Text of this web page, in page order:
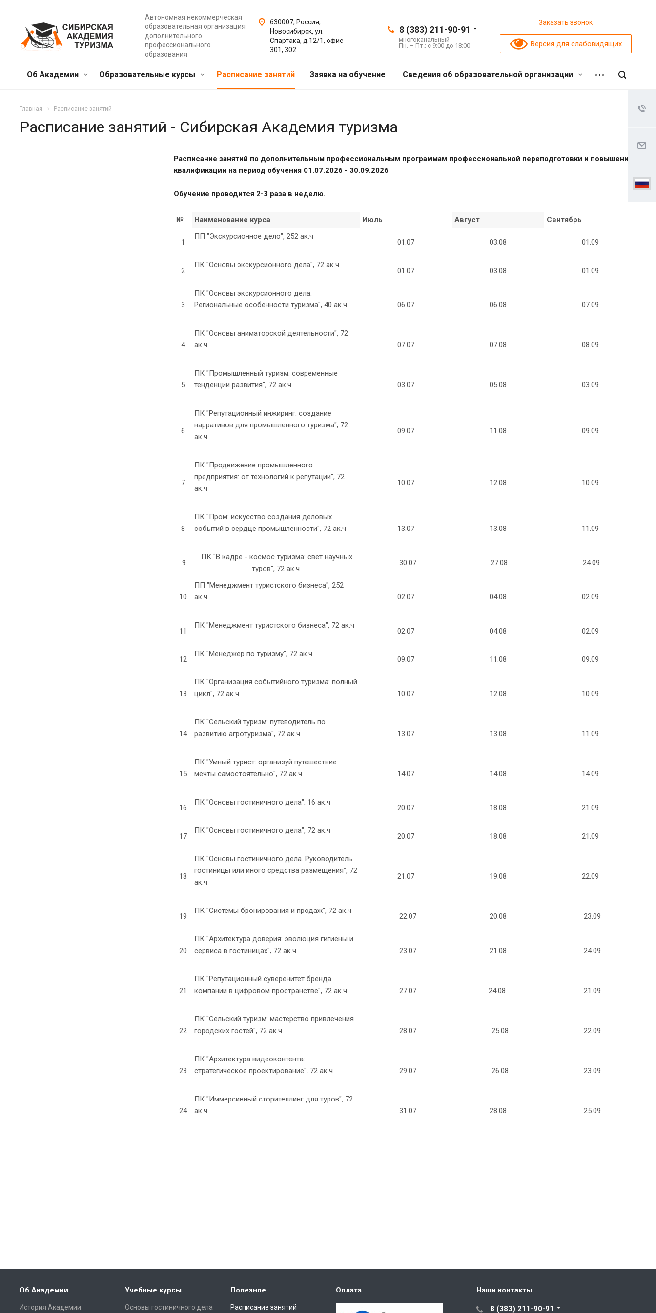
Автономная некоммерческая
образовательная организация
дополнительного
профессионального
образования
8 (383) 211-90-91
многоканальный
Пн. – Пт.: с 9:00 до 18:00
Заказать звонок
Версия для слабовидящих
630007, Россия,
Новосибирск, ул.
Спартака, д.12/1, офис
301, 302
Об Академии Образовательные курсы Расписание занятий Заявка на обучение Сведения об образовательной организации
Главная Расписание занятий
Расписание занятий - Сибирская Академия туризма
Расписание занятий по дополнительным профессиональным программам профессиональной переподготовки и повышения
квалификации на период обучения 01.07.2026 - 30.09.2026
Обучение проводится 2-3 раза в неделю.
№ Наименование курса Июль Август Сентябрь
1
ПП "Экскурсионное дело", 252 ак.ч
01.07 03.08 01.09
2
ПК "Основы экскурсионного дела", 72 ак.ч
01.07 03.08 01.09
3
ПК "Основы экскурсионного дела.
Региональные особенности туризма", 40 ак.ч
06.07 06.08 07.09
4
ПК "Основы аниматорской деятельности", 72
ак.ч
07.07 07.08 08.09
5
ПК "Промышленный туризм: современные
тенденции развития", 72 ак.ч
03.07 05.08 03.09
6
ПК "Репутационный инжиринг: создание
нарративов для промышленного туризма", 72
ак.ч
09.07 11.08 09.09
7
ПК "Продвижение промышленного
предприятия: от технологий к репутации", 72
ак.ч
10.07 12.08 10.09
8
ПК "Пром: искусство создания деловых
событий в сердце промышленности", 72 ак.ч
13.07 13.08 11.09
9
ПК "В кадре - космос туризма: свет научных
туров", 72 ак.ч
30.07 27.08 24.09
10
ПП "Менеджмент туристского бизнеса", 252
ак.ч
02.07 04.08 02.09
11
ПК "Менеджмент туристского бизнеса", 72 ак.ч
02.07 04.08 02.09
12
ПК "Менеджер по туризму", 72 ак.ч
09.07 11.08 09.09
13
ПК "Организация событийного туризма: полный
цикл", 72 ак.ч
10.07 12.08 10.09
14
ПК "Сельский туризм: путеводитель по
развитию агротуризма", 72 ак.ч
13.07 13.08 11.09
15
ПК "Умный турист: организуй путешествие
мечты самостоятельно", 72 ак.ч
14.07 14.08 14.09
16
ПК "Основы гостиничного дела", 16 ак.ч
20.07 18.08 21.09
17
ПК "Основы гостиничного дела", 72 ак.ч
20.07 18.08 21.09
18
ПК "Основы гостиничного дела. Руководитель
гостиницы или иного средства размещения", 72
ак.ч
21.07 19.08 22.09
19
ПК "Системы бронирования и продаж", 72 ак.ч
22.07 20.08 23.09
20
ПК "Архитектура доверия: эволюция гигиены и
сервиса в гостиницах", 72 ак.ч
23.07 21.08 24.09
21
ПК "Репутационный суверенитет бренда
компании в цифровом пространстве", 72 ак.ч
27.07 24.08 21.09
22
ПК "Сельский туризм: мастерство привлечения
городских гостей", 72 ак.ч
28.07 25.08 22.09
23
ПК "Архитектура видеоконтента:
стратегическое проектирование", 72 ак.ч
29.07 26.08 23.09
24
ПК "Иммерсивный сторителлинг для туров", 72
ак.ч
31.07 28.08 25.09
Об Академии
История Академии
Учебные курсы
Основы гостиничного дела
Полезное
Расписание занятий
Оплата Наши контакты
8 (383) 211-90-91